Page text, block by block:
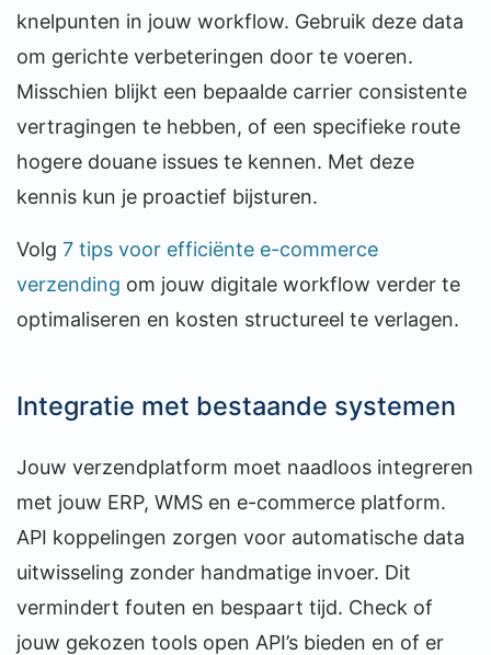
knelpunten in jouw workflow. Gebruik deze data
om gerichte verbeteringen door te voeren.
Misschien blijkt een bepaalde carrier consistente
vertragingen te hebben, of een specifieke route
hogere douane issues te kennen. Met deze
kennis kun je proactief bijsturen.
Volg 7 tips voor efficiënte e-commerce
verzending om jouw digitale workflow verder te
optimaliseren en kosten structureel te verlagen.
Integratie met bestaande systemen
Jouw verzendplatform moet naadloos integreren
met jouw ERP, WMS en e-commerce platform.
API koppelingen zorgen voor automatische data
uitwisseling zonder handmatige invoer. Dit
vermindert fouten en bespaart tijd. Check of
jouw gekozen tools open API’s bieden en of er